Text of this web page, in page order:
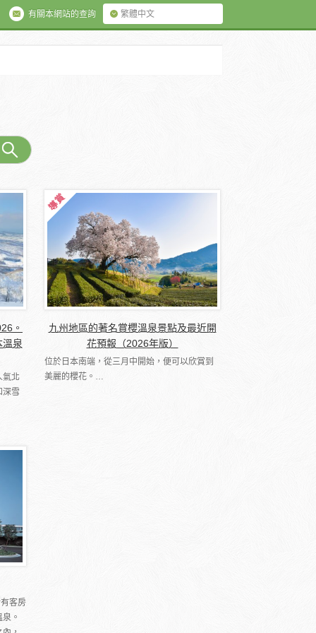
繁體中文
有關本網站的查詢
。
溫泉
氣北
深雪
九州地區的著名賞櫻溫泉景點及最近開
花預報（2026年版）
位於日本南端，從三月中開始，便可以欣賞到
美麗的櫻花。…
客房
。